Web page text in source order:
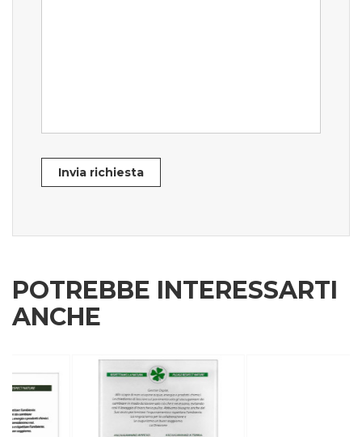
Invia richiesta
POTREBBE INTERESSARTI
ANCHE